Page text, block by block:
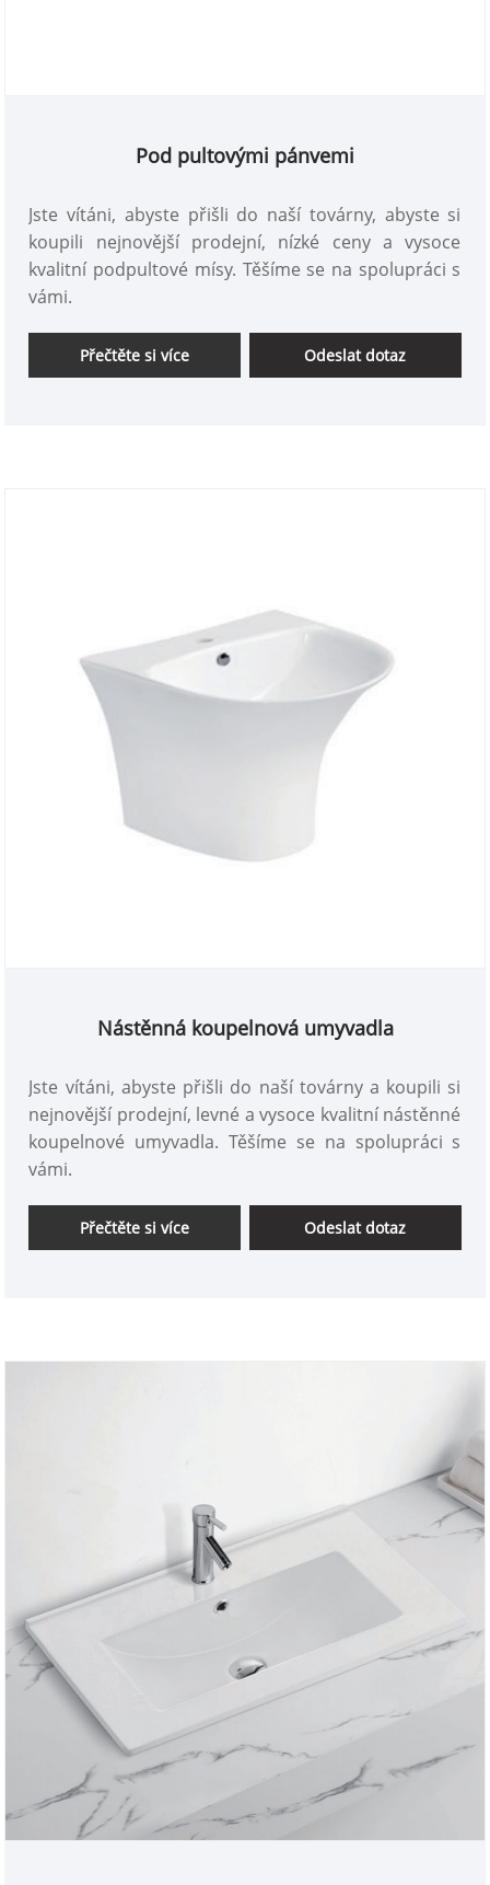
Pod pultovými pánvemi
Jste vítáni, abyste přišli do naší továrny, abyste si
koupili nejnovější prodejní, nízké ceny a vysoce
kvalitní podpultové mísy. Těšíme se na spolupráci s
vámi.
Přečtěte si více Odeslat dotaz
Nástěnná koupelnová umyvadla
Jste vítáni, abyste přišli do naší továrny a koupili si
nejnovější prodejní, levné a vysoce kvalitní nástěnné
koupelnové umyvadla. Těšíme se na spolupráci s
vámi.
Přečtěte si více Odeslat dotaz